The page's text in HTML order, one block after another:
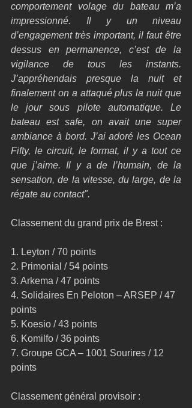
comportement volage du bateau m’a
impressionné. Il y un niveau
d’engagement très important, il faut être
dessus en permanence, c’est de la
vigilance de tous les instants.
J’appréhendais presque la nuit et
finalement on a attaqué plus la nuit que
le jour sous pilote automatique. Le
bateau est safe, on avait une super
ambiance à bord. J’ai adoré les Ocean
Fifty, le circuit, le format, il y a tout ce
que j’aime. Il y a de l’humain, de la
sensation, de la vitesse, du large, de la
régate au contact".
Classement du grand prix de Brest :
1. Leyton / 70 points
2. Primonial / 54 points
3. Arkema / 47 points
4. Solidaires En Peloton – ARSEP / 47
points
5. Koesio / 43 points
6. Komilfo / 36 points
7. Groupe GCA – 1001 Sourires / 12
points
Classement général provisoir :